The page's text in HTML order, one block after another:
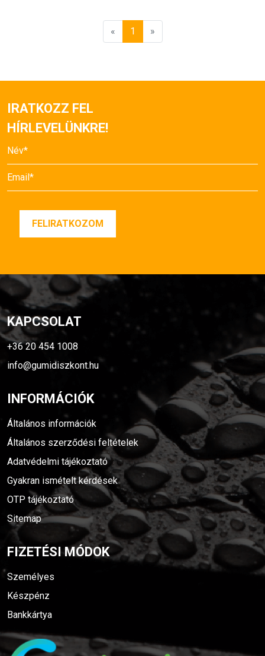
« 1 »
IRATKOZZ FEL
HÍRLEVELÜNKRE!
KAPCSOLAT
+36 20 454 1008
info@gumidiszkont.hu
INFORMÁCIÓK
Általános információk
Általános szerződési feltételek
Adatvédelmi tájékoztató
Gyakran ismételt kérdések
OTP tájékoztató
Sitemap
FIZETÉSI MÓDOK
Személyes
Készpénz
Bankkártya